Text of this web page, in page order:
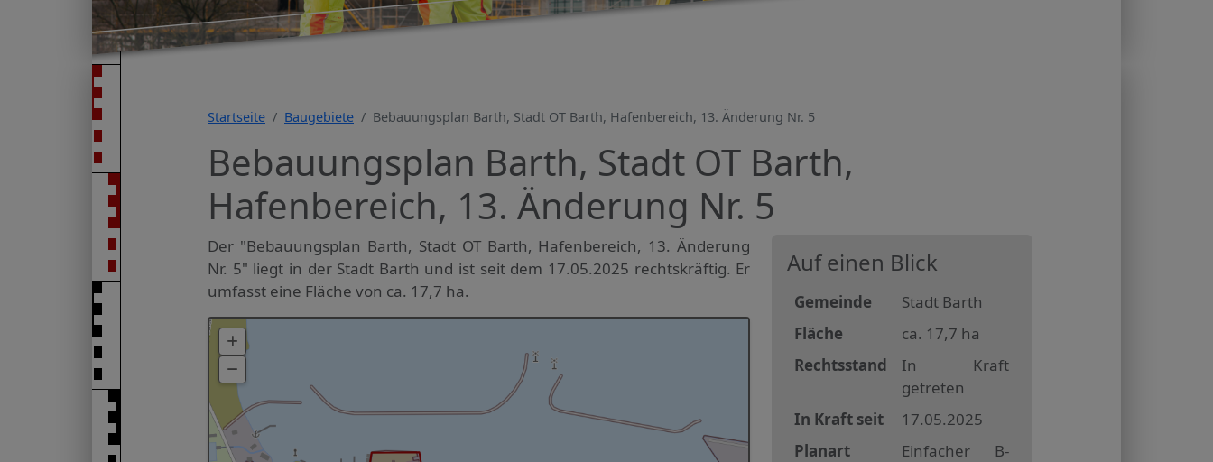
Startseite Baugebiete Bebauungsplan Barth, Stadt OT Barth, Hafenbereich, 13. Änderung Nr. 5
Bebauungsplan Barth, Stadt OT Barth,
Hafenbereich, 13. Änderung Nr. 5
Der "Bebauungsplan Barth, Stadt OT Barth, Hafenbereich, 13. Änderung
Nr. 5" liegt in der Stadt Barth und ist seit dem 17.05.2025 rechtskräftig. Er
umfasst eine Fläche von ca. 17,7 ha.
Auf einen Blick
Gemeinde
Stadt Barth
Fläche
ca. 17,7 ha
Rechtsstand
In Kraft
getreten
In Kraft seit
17.05.2025
Planart
Einfacher B-